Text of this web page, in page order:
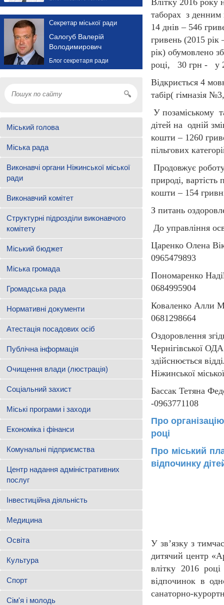
Секретар міської ради
Салогуб Валерій
Володимирович
Блог секретаря ради
Міський голова
Міська рада
Виконавчі органи Ніжинської міської
ради
Виконавчий комітет
Структурні підрозділи виконавчого
комітету
Міський бюджет
Міська громада
Громадська рада
Нормативні документи
Атестація посадових осіб
Публічна інформація
Очищення влади (люстрація)
Соціальний захист
Міські програми і заходи
Економіка і фінанси
Комунальні підприємства
Центр надання адміністративних
послуг
Інвестиційна діяльність
Медицина
Освіта
Культура
Спорт
Сім'я і молодь
таборах з денним
14 днів – 546
гривень (2015
рік) обумовлено
році, 30 грн - у
Відкриється 4
табір( гімназія
У позаміському
дітей на одній
кошти – 1260
пільгових
Продовжує
природі, вартість
кошти – 154
З питань
До управління
Царенко Олена
0965479893
Пономаренко
0684995904
Коваленко Алли
0681298664
Оздоровлення
Чернігівської
здійснюється
Ніжинської
Бассак Тетяна
-0963771108
Про
році
Про міський
відпочинку
У зв’язку з
дитячий центр
влітку 2016
відпочинок в
санаторно-